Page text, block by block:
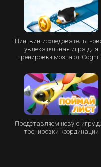
Пингвин-исследователь:
увлекательная игра для
тренировки мозга от
Представляем новую игру
тренировки координации